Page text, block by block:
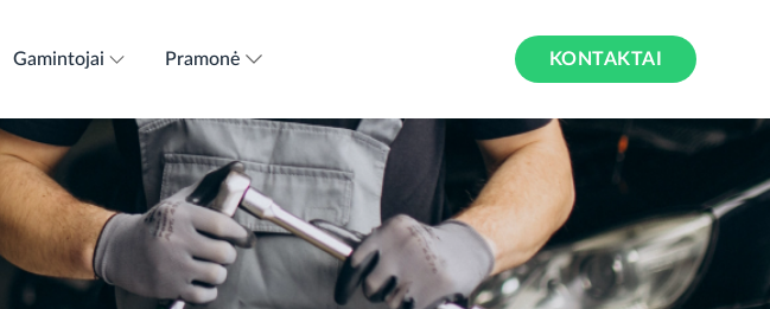
Gamintojai Pramonė KONTAKTAI